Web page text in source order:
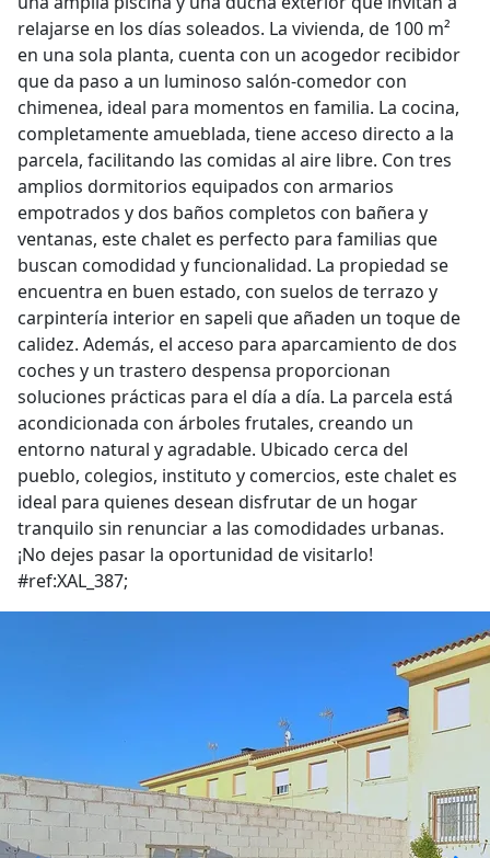
relajarse en los días soleados. La vivienda, de 100 m²
en una sola planta, cuenta con un acogedor recibidor
que da paso a un luminoso salón-comedor con
chimenea, ideal para momentos en familia. La cocina,
completamente amueblada, tiene acceso directo a la
parcela, facilitando las comidas al aire libre. Con tres
amplios dormitorios equipados con armarios
empotrados y dos baños completos con bañera y
ventanas, este chalet es perfecto para familias que
buscan comodidad y funcionalidad. La propiedad se
encuentra en buen estado, con suelos de terrazo y
carpintería interior en sapeli que añaden un toque de
calidez. Además, el acceso para aparcamiento de dos
coches y un trastero despensa proporcionan
soluciones prácticas para el día a día. La parcela está
acondicionada con árboles frutales, creando un
entorno natural y agradable. Ubicado cerca del
pueblo, colegios, instituto y comercios, este chalet es
ideal para quienes desean disfrutar de un hogar
tranquilo sin renunciar a las comodidades urbanas.
¡No dejes pasar la oportunidad de visitarlo!
#ref:XAL_387;